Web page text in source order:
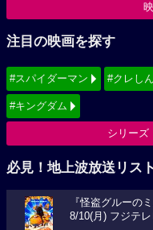
注目の映画を探す
#スパイダーマン #クレしん
#キングダム
シリーズ
必見！地上波放送リスト
『怪盗グルーの
8/10(月) フジテ